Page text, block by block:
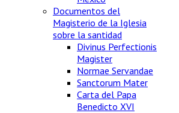
Documentos del
Magisterio de la Iglesia
sobre la santidad
Divinus Perfectionis
Magister
Normae Servandae
Sanctorum Mater
Carta del Papa
Benedicto XVI